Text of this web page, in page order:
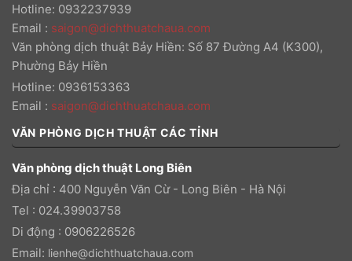
Hotline: 0932237939
Email : saigon@dichthuatchaua.com
Văn phòng dịch thuật Bảy Hiền: Số 87 Đường A4 (K300),
Phường Bảy Hiền
Hotline: 0936153363
Email : saigon@dichthuatchaua.com
VĂN PHÒNG DỊCH THUẬT CÁC TỈNH
Văn phòng dịch thuật Long Biên
Địa chỉ : 400 Nguyễn Văn Cừ - Long Biên - Hà Nội
Tel : 024.39903758
Di động : 0906226526
Email: lienhe@dichthuatchaua.com